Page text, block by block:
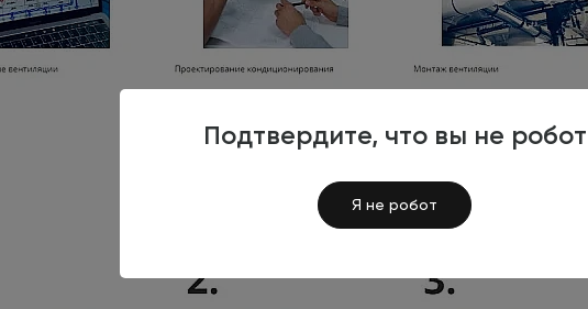
Подтвердите, что вы не робот
Я не робот